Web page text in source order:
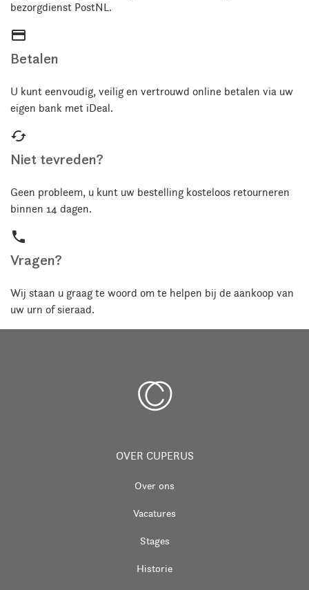
bezorgdienst PostNL.
credit_card
Betalen
U kunt eenvoudig, veilig en vertrouwd online betalen via uw
eigen bank met iDeal.
cached
Niet tevreden?
Geen probleem, u kunt uw bestelling kosteloos retourneren
binnen 14 dagen.
phone
Vragen?
Wij staan u graag te woord om te helpen bij de aankoop van
uw urn of sieraad.
OVER CUPERUS
Over ons
Vacatures
Stages
Historie